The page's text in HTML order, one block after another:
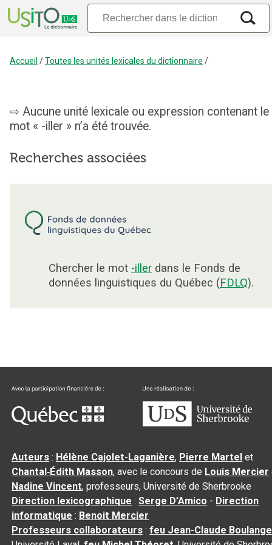
Accueil /Toutes les unités lexicales du dictionnaire /
Aucune unité lexicale ou expression contenant le
mot « -iller » n’a été trouvée.
Recherches associées
Chercher le mot -iller dans le Fonds de
données linguistiques du Québec (FDLQ).
Auteurs : Hélène Cajolet-Laganière, Pierre Martel et
Chantal‑Édith Masson, avec le concours de Louis Mercier
Nadine Vincent, professeurs, Université de Sherbrooke
Direction lexicographique :Serge D’Amico - Direction
informatique : Benoit Mercier
Professeurs collaborateurs :feu Jean-Claude